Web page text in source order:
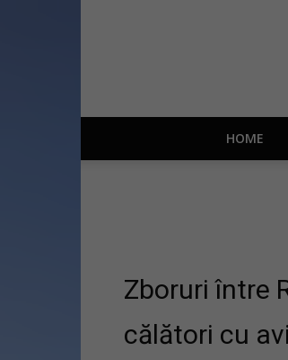
HOME
Zboruri între
călători cu